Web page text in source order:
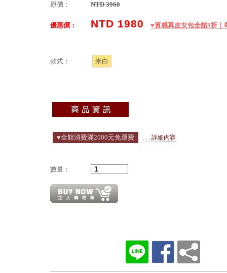
原價： NTD 3960
優惠價： NTD 1980 ♥️質感真皮女包全館5折｜
款式： 米白
♥️全館消費滿2000元免運費 . . . 詳細內容
數量：